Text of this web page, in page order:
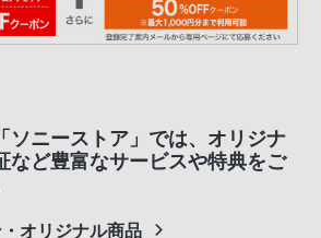
ソニーストア」では、オリジナ
など豊富なサービスや特典をご
オリジナル商品